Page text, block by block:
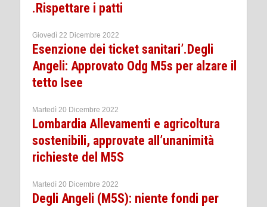
.Rispettare i patti
Giovedì 22 Dicembre 2022
Esenzione dei ticket sanitari’.Degli
Angeli: Approvato Odg M5s per alzare il
tetto Isee
Martedì 20 Dicembre 2022
Lombardia Allevamenti e agricoltura
sostenibili, approvate all’unanimità
richieste del M5S
Martedì 20 Dicembre 2022
Degli Angeli (M5S): niente fondi per